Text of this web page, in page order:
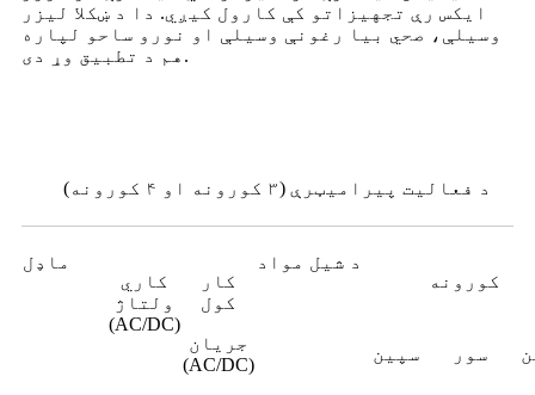
ایکس رې تجهیزاتو کې کارول کیږي. دا د ښکلا لیزر
وسیلې، صحي بیا رغونې وسیلې او نورو ساحو لپاره
هم د تطبیق وړ دی.
د فعالیت پیرامیټرې (۳ کورونه او ۴ کورونه)
ماډل
کاري
ولتاژ
(AC/DC)
کار
کول
جریان
(AC/DC)
د شیل مواد
کورونه
سپین سور